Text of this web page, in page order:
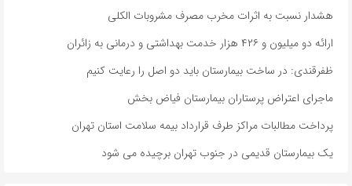
هشدار نسبت به اثرات مخرب مصرف مشروبات الکلی
ارائه دو میلیون و ۴۲۶ هزار خدمت بهداشتی و درمانی به زائران
ظفرقندی: در ساخت بیمارستان باید دو اصل را رعایت کنیم
ماجرای اعتراض پرستاران بیمارستان فیاض بخش
پرداخت مطالبات مراکز طرف قرارداد بیمه سلامت استان تهران
یک بیمارستان قدیمی در جنوب تهران برچیده می شود